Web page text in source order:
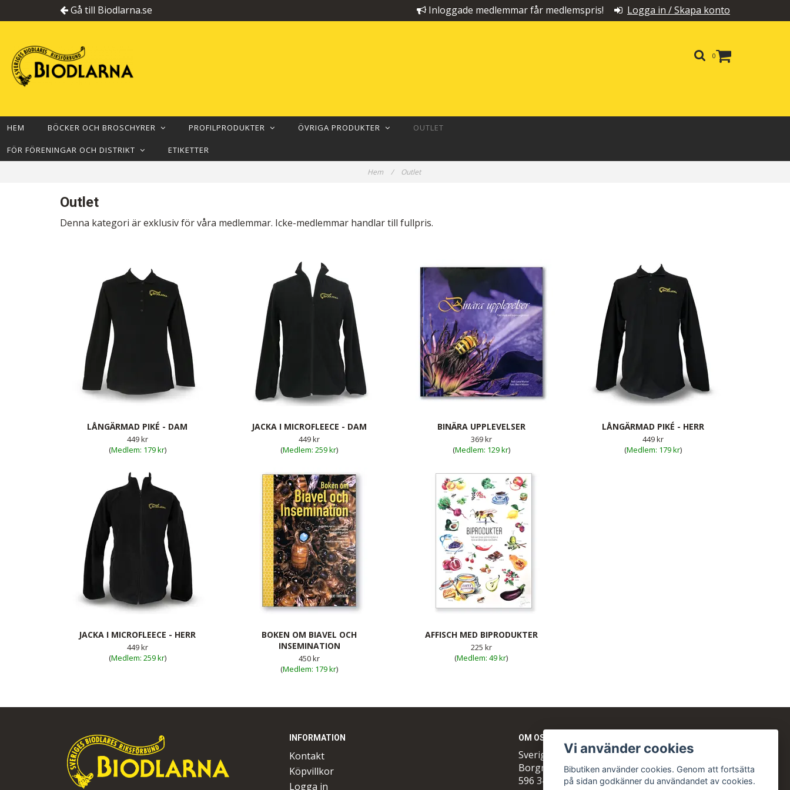
Gå till Biodlarna.se Inloggade medlemmar får medlemspris! Logga in / Skapa konto
0
HEM BÖCKER OCH BROSCHYRER PROFILPRODUKTER ÖVRIGA PRODUKTER OUTLET
FÖR FÖRENINGAR OCH DISTRIKT ETIKETTER
Hem / Outlet
Outlet
Denna kategori är exklusiv för våra medlemmar. Icke-medlemmar handlar till fullpris.
LÅNGÄRMAD PIKÉ - DAM
449 kr
(
179 kr)
JACKA I MICROFLEECE - DAM
449 kr
(
259 kr)
BINÄRA UPPLEVELSER
369 kr
(
129 kr)
LÅNGÄRMAD PIKÉ - HERR
449 kr
(
179 kr)
JACKA I MICROFLEECE - HERR
449 kr
(
259 kr)
BOKEN OM BIAVEL OCH
INSEMINATION
450 kr
(
179 kr)
AFFISCH MED BIPRODUKTER
225 kr
(
49 kr)
INFORMATION
Kontakt
Köpvillkor
Logga in
OM OSS
Sveriges Biodlares Riksförbund
Borgmästaregatan 26
596 34 Skänninge
Vi använder cookies
Bibutiken använder cookies. Genom att fortsätta
på sidan godkänner du användandet av cookies.